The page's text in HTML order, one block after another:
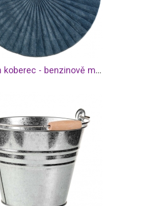
Neutron koberec - benzinově modrá